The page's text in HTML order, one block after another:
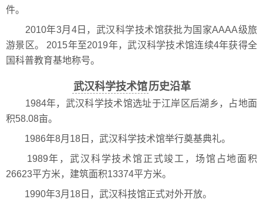
件。
2010年3月4日，武汉科学技术馆获批为国家AAAA级旅
游景区。 2015年至2019年，武汉科学技术馆连续4年获得全
国科普教育基地称号。
武汉科学技术馆历史沿革
1984年，武汉科学技术馆选址于江岸区后湖乡，占地面
积58.08亩。
1986年8月18日，武汉科学技术馆举行奠基典礼。
1989年，武汉科学技术馆正式竣工，场馆占地面积
26623平方米，建筑面积13374平方米。
1990年3月18日，武汉科技馆正式对外开放。